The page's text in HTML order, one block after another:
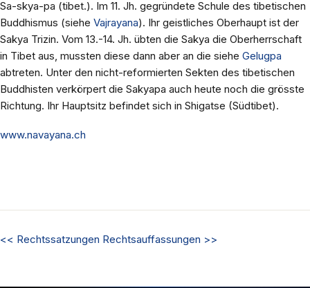
Sa-skya-pa (tibet.). Im 11. Jh. gegründete Schule des tibetischen
Buddhismus (siehe Vajrayana). Ihr geistliches Oberhaupt ist der
Sakya Trizin. Vom 13.-14. Jh. übten die Sakya die Oberherrschaft
in Tibet aus, mussten diese dann aber an die siehe Gelugpa
abtreten. Unter den nicht-reformierten Sekten des tibetischen
Buddhisten verkörpert die Sakyapa auch heute noch die grösste
Richtung. Ihr Hauptsitz befindet sich in Shigatse (Südtibet).
www.navayana.ch
<< Rechtssatzungen Rechtsauffassungen >>